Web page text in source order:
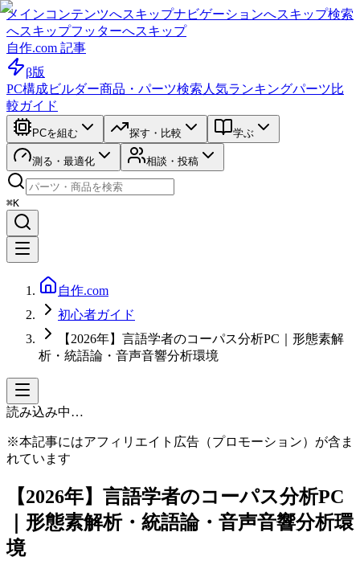
メインコンテンツへスキップナビゲーションへスキップ検索
へスキップフッターへスキップ
自作.com 記事
β版
PC構成ビルダー商品・パーツ検索 人気ランキングパーツ比
較ガイド
PCを組む 探す・比較 学ぶ
測る・最適化 相談・投稿
⌘K
自作.com
初心者ガイド
【2026年】言語学者のコーパス分析PC｜形態素解
析・統語論・音声音響分析環境
読み込み中…
※本記事にはアフィリエイト広告（プロモーション）が含ま
れています
【2026年】言語学者のコーパス分析PC
｜形態素解析・統語論・音声音響分析環
境